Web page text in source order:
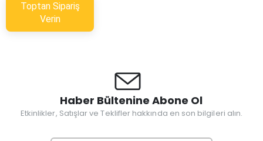
Toptan Sipariş
Verin
Haber Bültenine Abone Ol
Etkinlikler, Satışlar ve Teklifler hakkında en son bilgileri alın.